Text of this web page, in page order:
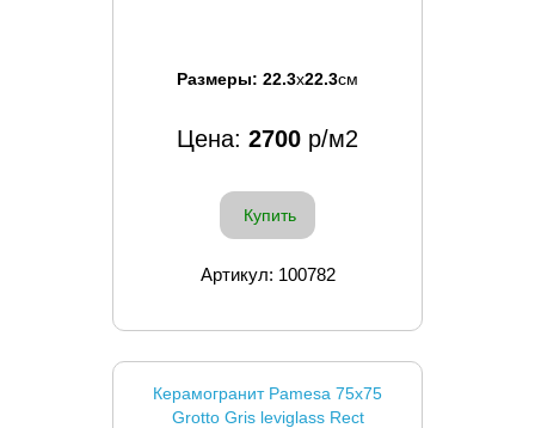
Размеры: 22.3x22.3см
Цена: 2700 р/м2
Купить
Артикул: 100782
Керамогранит Pamesa 75x75
Grotto Gris leviglass Rect